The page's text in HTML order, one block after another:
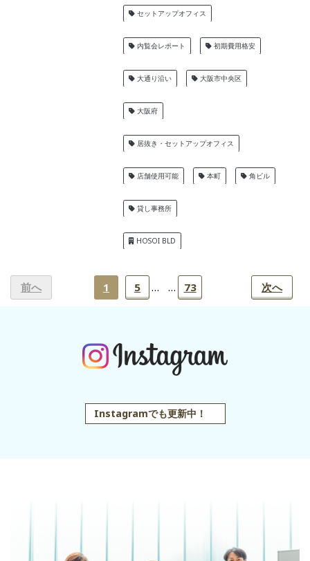
セットアップオフィス
内覧会レポート 初期費用格安
大通り沿い 大阪市中央区
大阪府
居抜き・セットアップオフィス
店舗使用可能 本町 角ビル
貸し事務所
HOSOI BLD
前へ 1 5 73 次へ
Instagramでも更新中！